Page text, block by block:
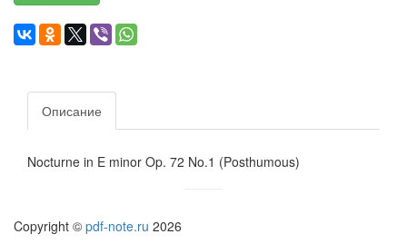
Описание
Nocturne in E minor Op. 72 No.1 (Posthumous)
Copyright © pdf-note.ru 2026